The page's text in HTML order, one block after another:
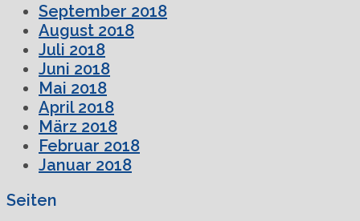
September 2018
August 2018
Juli 2018
Juni 2018
Mai 2018
April 2018
März 2018
Februar 2018
Januar 2018
Seiten